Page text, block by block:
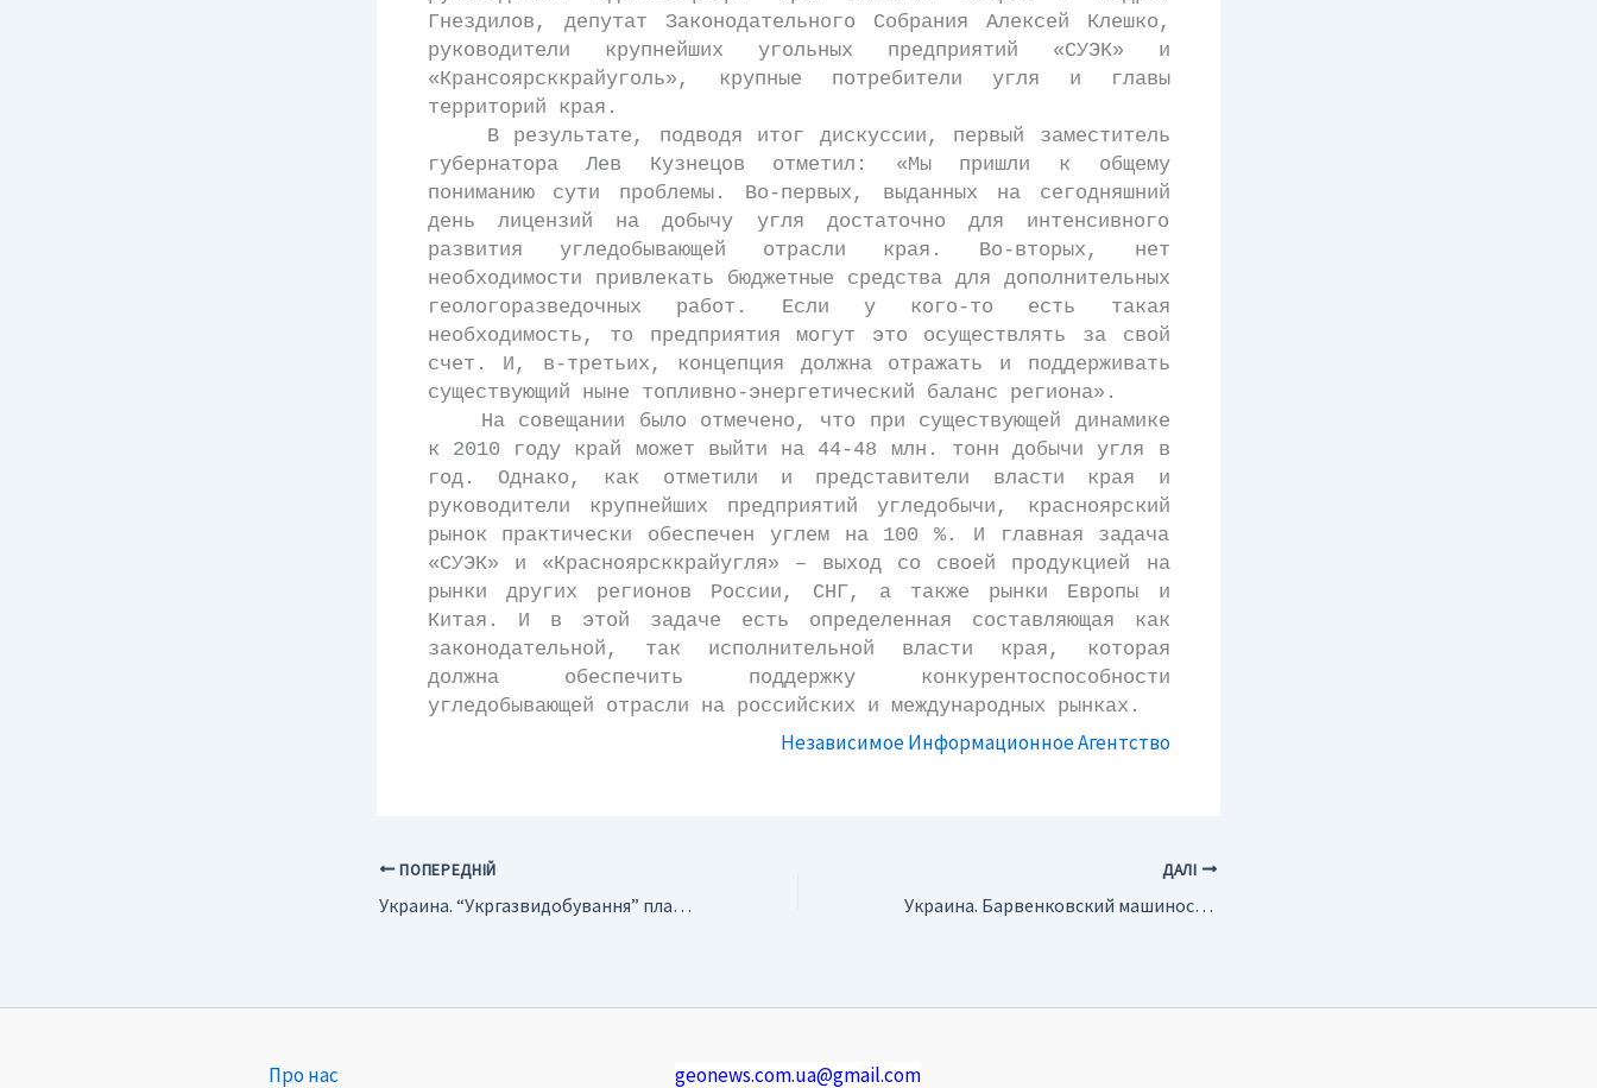
Гнездилов, депутат Законодательного Собрания Алексей Клешко,
руководители крупнейших угольных предприятий «СУЭК» и
«Крансоярсккрайуголь», крупные потребители угля и главы
территорий края.
В результате, подводя итог дискуссии, первый заместитель
губернатора Лев Кузнецов отметил: «Мы пришли к общему
пониманию сути проблемы. Во-первых, выданных на сегодняшний
день лицензий на добычу угля достаточно для интенсивного
развития угледобывающей отрасли края. Во-вторых, нет
необходимости привлекать бюджетные средства для дополнительных
геологоразведочных работ. Если у кого-то есть такая
необходимость, то предприятия могут это осуществлять за свой
счет. И, в-третьих, концепция должна отражать и поддерживать
существующий ныне топливно-энергетический баланс региона».
На совещании было отмечено, что при существующей динамике
к 2010 году край может выйти на 44-48 млн. тонн добычи угля в
год. Однако, как отметили и представители власти края и
руководители крупнейших предприятий угледобычи, красноярский
рынок практически обеспечен углем на 100 %. И главная задача
«СУЭК» и «Красноярсккрайугля» – выход со своей продукцией на
рынки других регионов России, СНГ, а также рынки Европы и
Китая. И в этой задаче есть определенная составляющая как
законодательной, так исполнительной власти края, которая
должна обеспечить поддержку конкурентоспособности
угледобывающей отрасли на российских и международных рынках.
Независимое Информационное Агентство
ПОПЕРЕДНІЙ
Украина. “Укргазвидобування” планирует прирастить 17 млрд. кубометров газа
ДАЛІ
Украина. Барвенковский машиностроительный завод освоил выпуск буровых станков
Про нас geonews.com.ua@gmail.com